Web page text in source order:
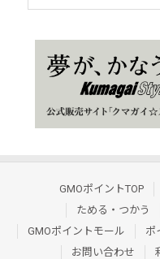
GMOポイントTOP
ためる・つかう
GMOポイントモール
ポ
お問い合わせ